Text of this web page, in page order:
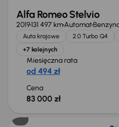
Alfa Romeo Stelvio
2019131 497 kmAutomat
Auta krajowe 2.0 Turbo Q4
+7 kolejnych
Miesięczna rata
od 494 zł
Cena
83 000 zł